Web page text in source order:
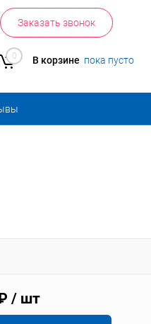
Заказать звонок
0 В корзине пока пусто
/ шт